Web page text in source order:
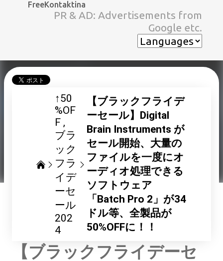
スキップしてメイン コンテンツに移動
FreeKontaktina
PR & AD: Advertisements from
Google etc.
↑50
%OF
F
ブラ
ック
フラ
イデ
ーセ
ール
202
4
【ブラックフライデ
ーセール】Digital
Brain Instruments が
セール開始、大量の
ファイルを一度にオ
ーディオ処理できる
ソフトウェア
「Batch Pro 2」が34
ドル等、全製品が
50%OFFに！！
【ブラックフライデーセ